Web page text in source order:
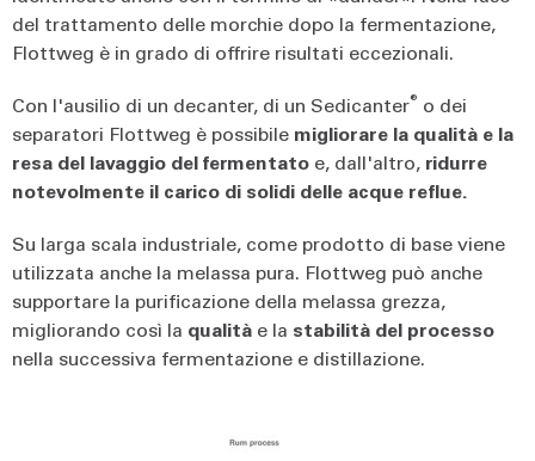
del trattamento delle morchie dopo la fermentazione,
Flottweg è in grado di offrire risultati eccezionali.
Con l'ausilio di un decanter, di un Sedicanter® o dei
separatori Flottweg è possibile migliorare la qualità e la
resa del lavaggio del fermentato e, dall'altro, ridurre
notevolmente il carico di solidi delle acque reflue.
Su larga scala industriale, come prodotto di base viene
utilizzata anche la melassa pura. Flottweg può anche
supportare la purificazione della melassa grezza,
migliorando così la qualità e la stabilità del processo
nella successiva fermentazione e distillazione.